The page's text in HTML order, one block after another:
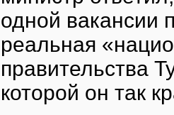
одной вакансии
реальная
правительства
которой он так